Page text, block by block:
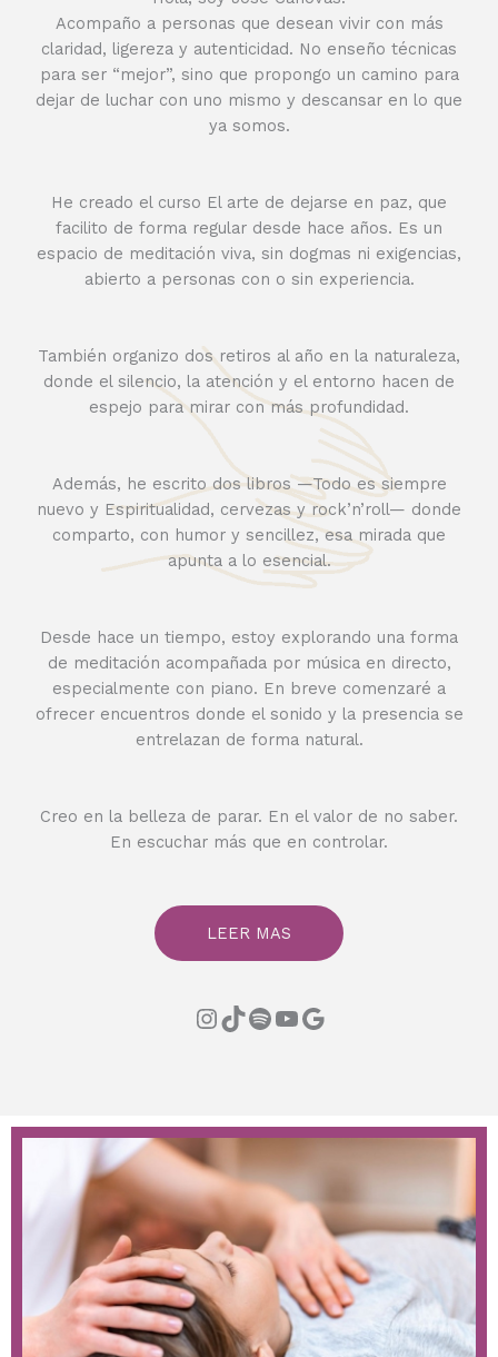
Acompaño a personas que desean vivir con más
claridad, ligereza y autenticidad. No enseño técnicas
para ser “mejor”, sino que propongo un camino para
dejar de luchar con uno mismo y descansar en lo que
ya somos.
He creado el curso El arte de dejarse en paz, que
facilito de forma regular desde hace años. Es un
espacio de meditación viva, sin dogmas ni exigencias,
abierto a personas con o sin experiencia.
También organizo dos retiros al año en la naturaleza,
donde el silencio, la atención y el entorno hacen de
espejo para mirar con más profundidad.
Además, he escrito dos libros —Todo es siempre
nuevo y Espiritualidad, cervezas y rock’n’roll— donde
comparto, con humor y sencillez, esa mirada que
apunta a lo esencial.
Desde hace un tiempo, estoy explorando una forma
de meditación acompañada por música en directo,
especialmente con piano. En breve comenzaré a
ofrecer encuentros donde el sonido y la presencia se
entrelazan de forma natural.
Creo en la belleza de parar. En el valor de no saber.
En escuchar más que en controlar.
LEER MAS
Instagram
TikTok
Spotify
YouTube
Google